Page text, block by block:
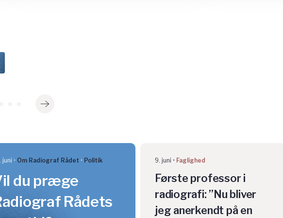
juni Om Radiograf Rådet Politik
du præge
Rådets
9. juni Faglighed
Første professor i
radiografi: ”Nu bliver
jeg anerkendt på en